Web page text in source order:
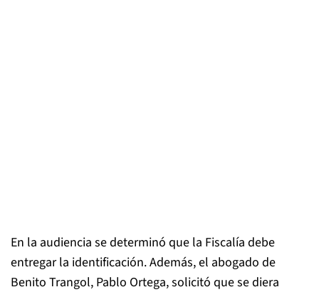
En la audiencia se determinó que la Fiscalía debe
entregar la identificación. Además, el abogado de
Benito Trangol, Pablo Ortega, solicitó que se diera